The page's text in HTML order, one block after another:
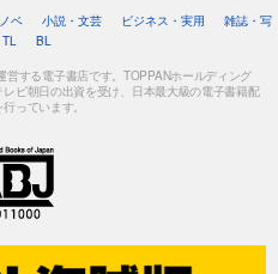
ベ 小説・文芸 ビジネス・実用
雑誌・写
TL BL
する電子書店です。TOPPANホールディング
ビ朝日の出資を受け、日本最大級の電子書籍配
っています。